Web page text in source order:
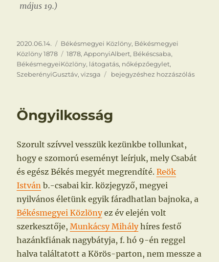
május 19.)
Közzétéve
2020.06.14. Kategória
Békésmegyei Közlöny, Békésmegyei
Közlöny 1878
Címke
1878,ApponyiAlbert, Békéscsaba,
BékésmegyeiKözlöny, látogatás, nőképzőegylet,
SzeberényiGusztáv,vizsga
Grófi
bejegyzéshez hozzászólás
Öngyilkosság
Szorult szívvel vesszük kezünkbe tollunkat,
hogy e szomorú eseményt leírjuk, mely Csabát
és egész Békés megyét megrendíté.Reök
István b.-csabai kir. közjegyző, megyei
nyilvános életünk egyik fáradhatlan bajnoka, a
Békésmegyei Közlönyez év elején volt
szerkesztője,Munkácsy Mihályhíres festő
hazánkfiának nagybátyja, f. hó 9-én reggel
halva találtatott a Körös-parton, nem messze a